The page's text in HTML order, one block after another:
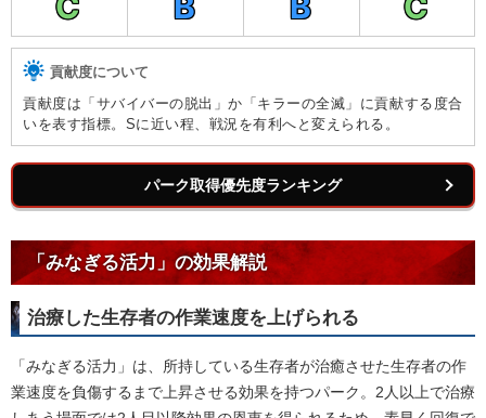
貢献度について
貢献度は「サバイバーの脱出」か「キラーの全滅」に貢献する度合
いを表す指標。Sに近い程、戦況を有利へと変えられる。
パーク取得優先度ランキング
「みなぎる活力」の効果解説
治療した生存者の作業速度を上げられる
「みなぎる活力」は、所持している生存者が治癒させた生存者の作
業速度を負傷するまで上昇させる効果を持つパーク。2人以上で治療